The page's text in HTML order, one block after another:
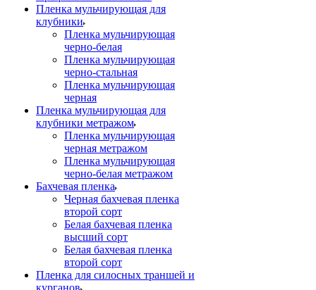
Пленка мульчирующая для
клубники
Пленка мульчирующая
черно-белая
Пленка мульчирующая
черно-стальная
Пленка мульчирующая
черная
Пленка мульчирующая для
клубники метражом
Пленка мульчирующая
черная метражом
Пленка мульчирующая
черно-белая метражом
Бахчевая пленка
Черная бахчевая пленка
второй сорт
Белая бахчевая пленка
высший сорт
Белая бахчевая пленка
второй сорт
Пленка для силосных траншей и
курганов